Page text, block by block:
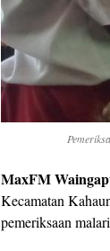
MaxFM
Kecamatan
pemeriksaan